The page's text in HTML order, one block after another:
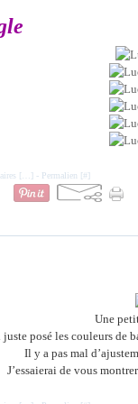
[ ] - Permalien [#]
Une
juste posé les couleurs de
Il y a pas mal
J’essaierai de vous